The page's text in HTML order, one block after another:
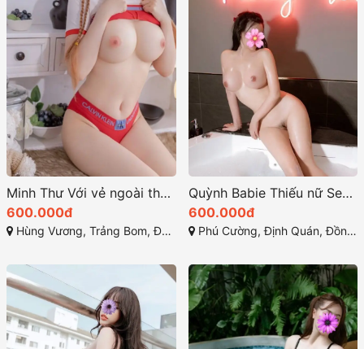
Minh Thư Với vẻ ngoài thu hút cùng làn da trắng mịn màng
600.000đ
Hùng Vương, Trảng Bom, Đồng Nai
Quỳnh Babie Thiếu nữ Sexy – Dáng xinh ngực đẹp
600.000đ
Phú Cường, Định Quán, Đồng Nai